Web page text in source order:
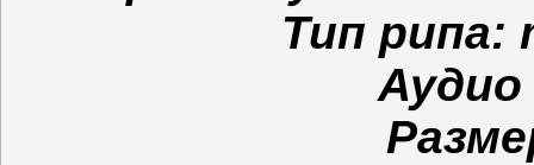
Тип рипа:
Аудио